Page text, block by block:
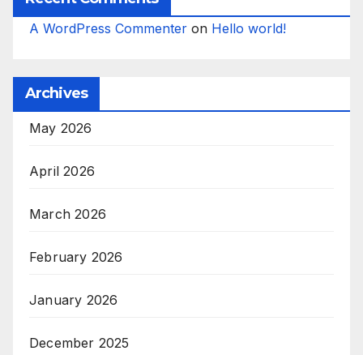
A WordPress Commenter on Hello world!
Archives
May 2026
April 2026
March 2026
February 2026
January 2026
December 2025